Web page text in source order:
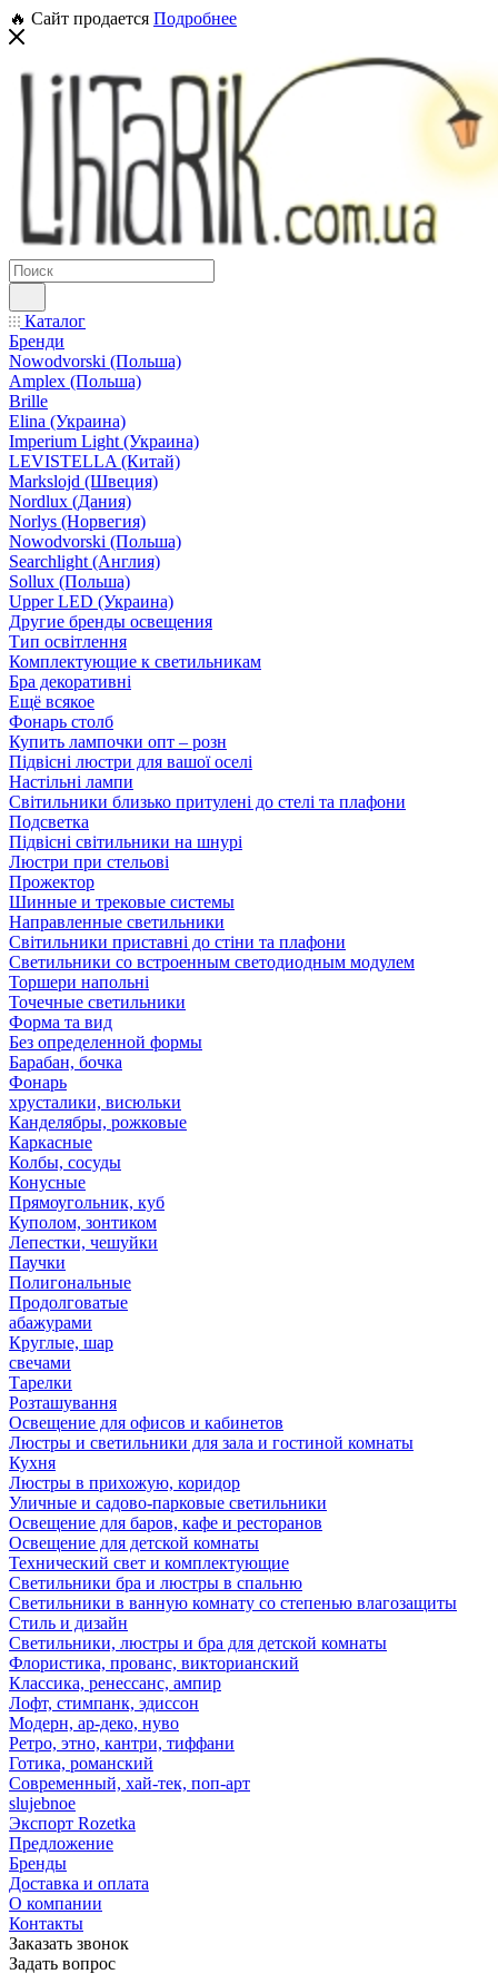
🔥 Сайт продается Подробнее
Каталог
Бренди
Nowodvorski (Польша)
Amplex (Польша)
Brille
Elina (Украина)
Imperium Light (Украина)
LEVISTELLA (Китай)
Markslojd (Швеция)
Nordlux (Дания)
Norlys (Норвегия)
Nowodvorski (Польша)
Searchlight (Англия)
Sollux (Польша)
Upper LED (Украина)
Другие бренды освещения
Тип освітлення
Комплектующие к светильникам
Бра декоративні
Ещё всякое
Фонарь столб
Купить лампочки опт – розн
Підвісні люстри для вашої оселі
Настільні лампи
Світильники близько притулені до стелі та плафони
Подсветка
Підвісні світильники на шнурі
Люстри при стельові
Прожектор
Шинные и трековые системы
Направленные светильники
Світильники приставні до стіни та плафони
Светильники со встроенным светодиодным модулем
Торшери напольні
Точечные светильники
Форма та вид
Без определенной формы
Барабан, бочка
Фонарь
хрусталики, висюльки
Канделябры, рожковые
Каркасные
Колбы, сосуды
Конусные
Прямоугольник, куб
Куполом, зонтиком
Лепестки, чешуйки
Паучки
Полигональные
Продолговатые
абажурами
Круглые, шар
свечами
Тарелки
Розташування
Освещение для офисов и кабинетов
Люстры и светильники для зала и гостиной комнаты
Кухня
Люстры в прихожую, коридор
Уличные и садово-парковые светильники
Освещение для баров, кафе и ресторанов
Освещение для детской комнаты
Технический свет и комплектующие
Светильники бра и люстры в спальню
Светильники в ванную комнату со степенью влагозащиты
Стиль и дизайн
Светильники, люстры и бра для детской комнаты
Флористика, прованс, викторианский
Классика, ренессанс, ампир
Лофт, стимпанк, эдиссон
Модерн, ар-деко, нуво
Ретро, этно, кантри, тиффани
Готика, романский
Современный, хай-тек, поп-арт
slujebnoe
Экспорт Rozetka
Предложение
Бренды
Доставка и оплата
О компании
Контакты
Заказать звонок
Задать вопрос